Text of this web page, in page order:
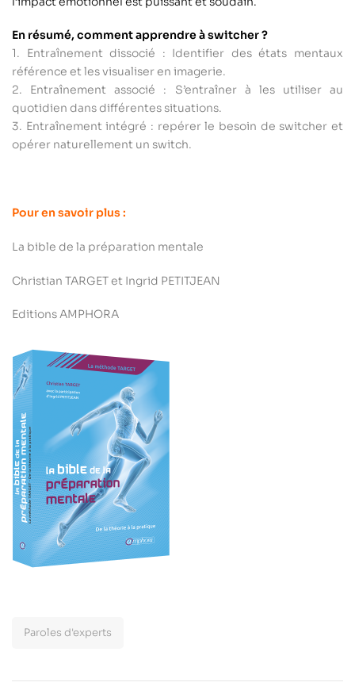
En résumé, comment apprendre à switcher ?
1. Entraînement dissocié : Identifier des états mentaux
référence et les visualiser en imagerie.
2. Entraînement associé : S’entraîner à les utiliser au
quotidien dans différentes situations.
3. Entraînement intégré : repérer le besoin de switcher et
opérer naturellement un switch.
Pour en savoir plus :
La bible de la préparation mentale
Christian TARGET et Ingrid PETITJEAN
Editions AMPHORA
Paroles d'experts